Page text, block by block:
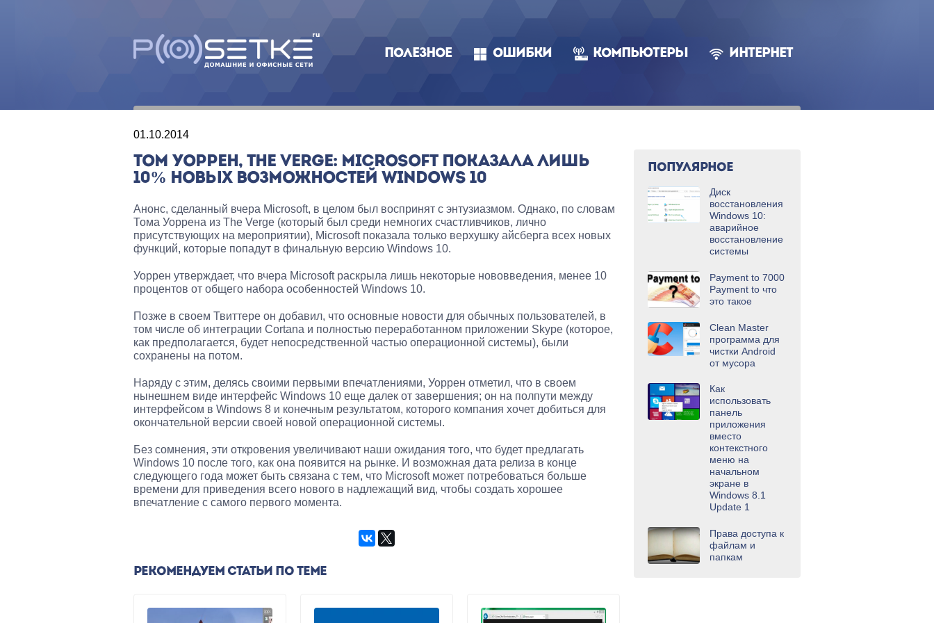
ПОЛЕЗНОЕ ОШИБКИ КОМПЬЮТЕРЫ ИНТЕРНЕТ
01.10.2014
ТОМ УОРРЕН, THE VERGE: MICROSOFT ПОКАЗАЛА ЛИШЬ
10% НОВЫХ ВОЗМОЖНОСТЕЙ WINDOWS 10
Анонс, сделанный вчера Microsoft, в целом был воспринят с энтузиазмом. Однако, по словам
Тома Уоррена из The Verge (который был среди немногих счастливчиков, лично
присутствующих на мероприятии), Microsoft показала только верхушку айсберга всех новых
функций, которые попадут в финальную версию Windows 10.
Уоррен утверждает, что вчера Microsoft раскрыла лишь некоторые нововведения, менее 10
процентов от общего набора особенностей Windows 10.
Позже в своем Твиттере он добавил, что основные новости для обычных пользователей, в
том числе об интеграции Cortana и полностью переработанном приложении Skype (которое,
как предполагается, будет непосредственной частью операционной системы), были
сохранены на потом.
Наряду с этим, делясь своими первыми впечатлениями, Уоррен отметил, что в своем
нынешнем виде интерфейс Windows 10 еще далек от завершения; он на полпути между
интерфейсом в Windows 8 и конечным результатом, которого компания хочет добиться для
окончательной версии своей новой операционной системы.
Без сомнения, эти откровения увеличивают наши ожидания того, что будет предлагать
Windows 10 после того, как она появится на рынке. И возможная дата релиза в конце
следующего года может быть связана с тем, что Microsoft может потребоваться больше
времени для приведения всего нового в надлежащий вид, чтобы создать хорошее
впечатление с самого первого момента.
РЕКОМЕНДУЕМ СТАТЬИ ПО ТЕМЕ
ПОПУЛЯРНОЕ
Диск
восстановления
Windows 10:
аварийное
восстановление
системы
Payment to 7000
Payment to что
это такое
Clean Master
программа для
чистки Android
от мусора
Как
использовать
панель
приложения
вместо
контекстного
меню на
начальном
экране в
Windows 8.1
Update 1
Права доступа к
файлам и
папкам